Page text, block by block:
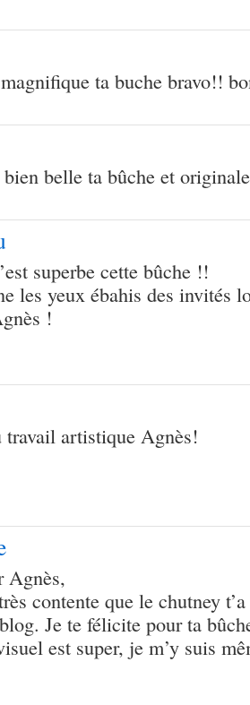
ta buche bravo!!
belle ta bûche et
superbe cette bûche !!
les yeux ébahis des invités
!
travail artistique Agnès!
Agnès,
contente que le chutney
Je te félicite pour ta
est super, je m’y suis